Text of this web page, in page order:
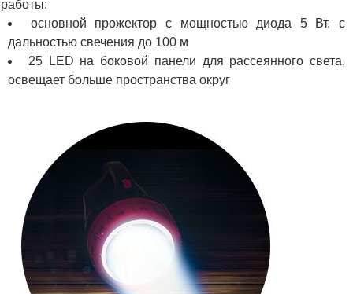
работы:
основной прожектор с мощностью диода 5 Вт, с
дальностью свечения до 100 м
25 LED на боковой панели для рассеянного света,
освещает больше пространства округ